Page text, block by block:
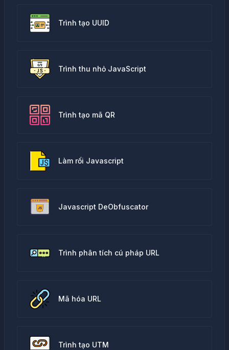
Trình tạo UUID
Trình thu nhỏ JavaScript
Trình tạo mã QR
Làm rối Javascript
Javascript DeObfuscator
Trình phân tích cú pháp URL
Mã hóa URL
Trình tạo UTM